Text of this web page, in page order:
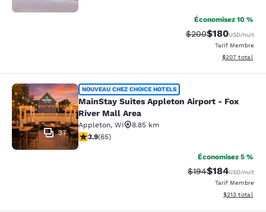
Économisez 10 %
Tarif barré :
$200Tarif réduit :
$180USD/nuit
Tarif Membre
Afficher les
$207 total
MainStay Suites Appleton Airport -
37
NOUVEAU CHEZ CHOICE HOTELS
MainStay Suites Appleton Airport - Fox
River Mall Area
Appleton, WI
8.85 km
3.88 étoiles. Bien. 65 commentaires
3.9(65)
Économisez 5 %
Tarif barré :
$194Tarif réduit :
$184USD/nuit
Tarif Membre
Afficher les
$213 total